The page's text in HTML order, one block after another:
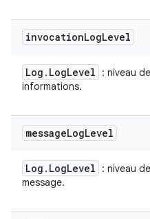
invocationLogLevel
Log . LogLevel
: niveau
informations.
messageLogLevel
Log . LogLevel
: niveau
message.